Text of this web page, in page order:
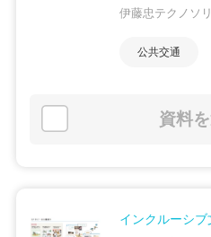
伊藤忠テクノソ
公共交通
資料
インクルーシ